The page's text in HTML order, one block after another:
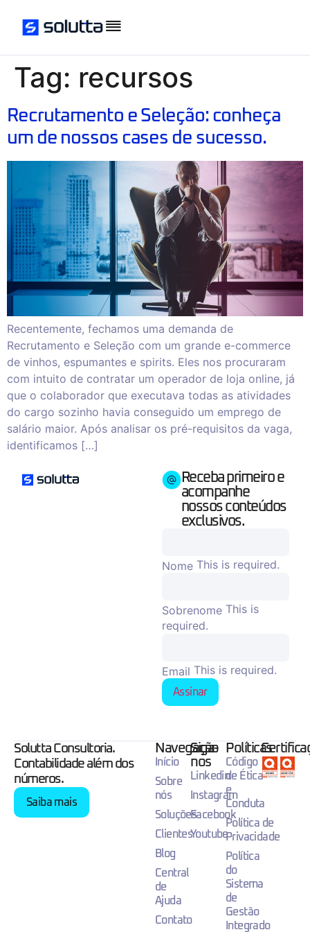
Tag: recursos
Recrutamento e Seleção: conheça
um de nossos cases de sucesso.
Recentemente, fechamos uma demanda de
Recrutamento e Seleção com um grande e-commerce
de vinhos, espumantes e spirits. Eles nos procuraram
com intuito de contratar um operador de loja online, já
que o colaborador que executava todas as atividades
do cargo sozinho havia conseguido um emprego de
salário maior. Após analisar os pré-requisitos da vaga,
identificamos […]
Receba primeiro e
acompanhe
nossos conteúdos
exclusivos.
Nome This is required.
Sobrenome This is
required.
Email This is required.
Assinar
Solutta Consultoria.
Contabilidade além dos
números.
Saiba mais
Navegação
Início
Sobre
nós
Soluções
Clientes
Blog
Central
de
Ajuda
Contato
Siga-
nos
Linkedin
Instagram
Facebook
Youtube
Políticas
Código
de Ética
e
Conduta
Política de
Privacidade
Política
do
Sistema
de
Gestão
Integrado